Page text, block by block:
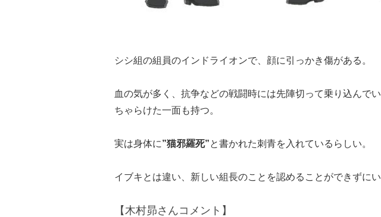
シシ組の組員のインドライオンで、顔に引っかき傷がある。
血の気が多く、抗争などの戦闘時には先陣切って乗り込んで
ちゃらけた一面も持つ。
実は身体に”猫邪羅死”と書かれた刺青を入れているらしい。
イブキとは違い、新しい組長のことを認めることができずにい
【木村昴さんコメント】